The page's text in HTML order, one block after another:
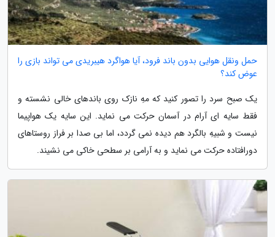
حمل ونقل هوایی بدون باند فرود، آیا هواگرد هیبریدی می تواند بازی را
عوض کند؟
یک صبح سرد را تصور کنید که مهِ نازک روی باندهای خالی نشسته و
فقط سایه ای آرام در آسمان حرکت می نماید. این سایه یک هواپیما
نیست و شبیهِ بالگرد هم دیده نمی گردد، اما بی صدا بر فراز روستاهای
دورافتاده حرکت می نماید و به آرامی بر سطحی خاکی می نشیند.